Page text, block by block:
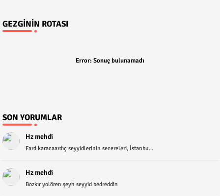
GEZGININ ROTASI
Error: Sonuç bulunamadı
SON YORUMLAR
Hz mehdi
Fard karacaardıç seyyidlerinin secereleri, İstanbu...
Hz mehdi
Bozkır yolören şeyh seyyid bedreddin